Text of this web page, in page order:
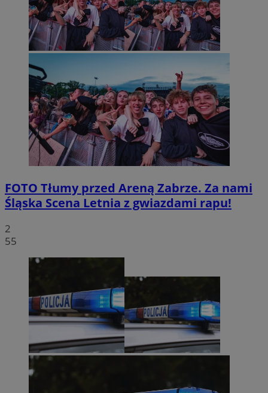
FOTO Tłumy przed Areną Zabrze. Za nami
Śląska Scena Letnia z gwiazdami rapu!
2
55